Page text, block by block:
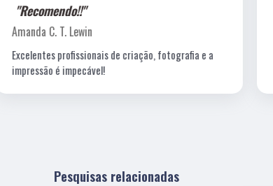
"Recomendo!!"
Amanda C. T. Lewin
Excelentes profissionais de criação, fotografia e a
impressão é impecável!
Pesquisas relacionadas